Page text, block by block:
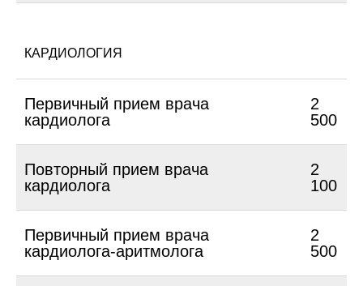
КАРДИОЛОГИЯ
Первичный прием врача
кардиолога
2
500
Повторный прием врача
кардиолога
2
100
Первичный прием врача
кардиолога-аритмолога
2
500